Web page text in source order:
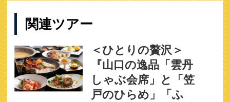
関連ツアー
＜ひとりの贅沢＞
『山口の逸品「雲丹
しゃぶ会席」と「笠
戸のひらめ」「ふ